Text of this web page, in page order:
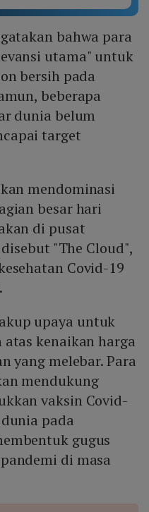
bahwa para
utama" untuk
bersih pada
beberapa
dunia belum
target
mendominasi
besar hari
di pusat
"The Cloud",
Covid-19
upaya untuk
kenaikan harga
yang melebar. Para
mendukung
vaksin Covid-
pada
gugus
di masa